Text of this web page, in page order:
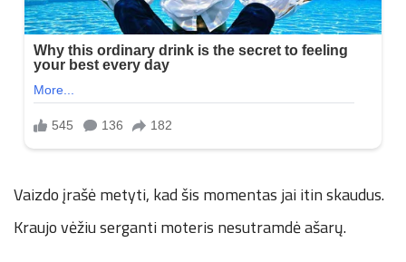
Vaizdo įrašė metyti, kad šis momentas jai itin skaudus.
Kraujo vėžiu serganti moteris nesutramdė ašarų.